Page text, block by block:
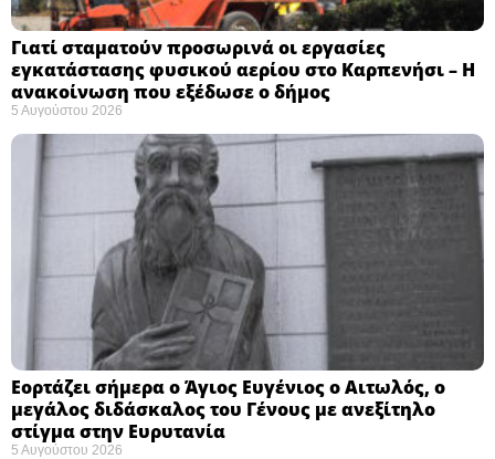
Γιατί σταματούν προσωρινά οι εργασίες
εγκατάστασης φυσικού αερίου στο Καρπενήσι – Η
ανακοίνωση που εξέδωσε ο δήμος
5 Αυγούστου 2026
Εορτάζει σήμερα ο Άγιος Ευγένιος ο Αιτωλός, ο
μεγάλος διδάσκαλος του Γένους με ανεξίτηλο
στίγμα στην Ευρυτανία
5 Αυγούστου 2026